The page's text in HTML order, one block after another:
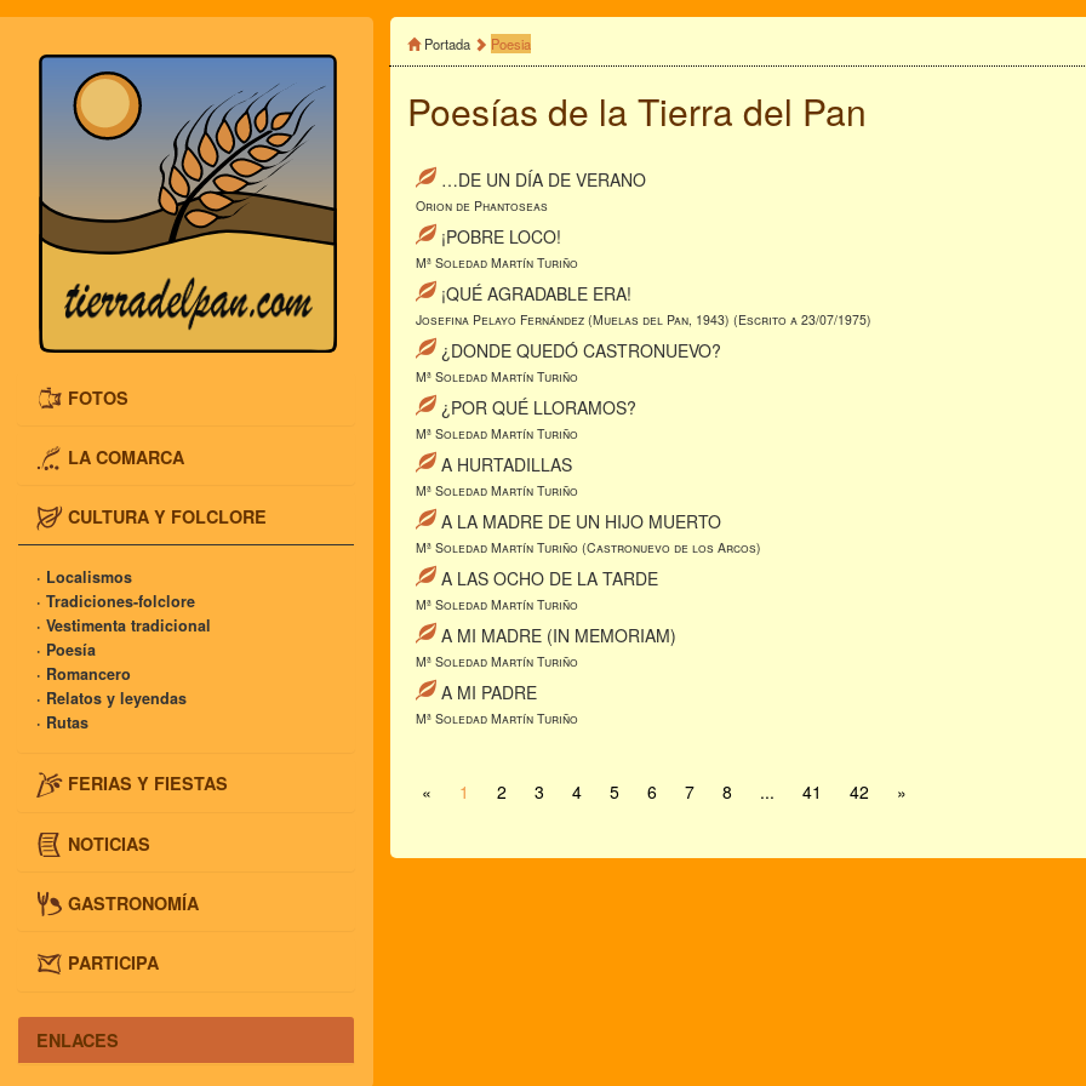
FOTOS
LA COMARCA
CULTURA Y FOLCLORE
· Localismos
· Tradiciones-folclore
· Vestimenta tradicional
· Poesía
· Romancero
· Relatos y leyendas
· Rutas
FERIAS Y FIESTAS
NOTICIAS
GASTRONOMÍA
PARTICIPA
ENLACES
Portada Poesia
Poesías de la Tierra del Pan
…DE UN DÍA DE VERANO
Orion de Phantoseas
¡POBRE LOCO!
Mª Soledad Martín Turiño
¡QUÉ AGRADABLE ERA!
Josefina Pelayo Fernández (Muelas del Pan, 1943) (Escrito a 23/07/1975)
¿DONDE QUEDÓ CASTRONUEVO?
Mª Soledad Martín Turiño
¿POR QUÉ LLORAMOS?
Mª Soledad Martín Turiño
A HURTADILLAS
Mª Soledad Martín Turiño
A LA MADRE DE UN HIJO MUERTO
Mª Soledad Martín Turiño (Castronuevo de los Arcos)
A LAS OCHO DE LA TARDE
Mª Soledad Martín Turiño
A MI MADRE (IN MEMORIAM)
Mª Soledad Martín Turiño
A MI PADRE
Mª Soledad Martín Turiño
« 1 2 3 4 5 6 7 8 ... 41 42 »